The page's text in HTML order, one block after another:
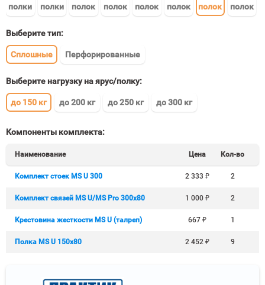
полки
полки
полок
полок
полок
полок
полок
полок
Выберите тип:
Сплошные Перфорированные
Выберите нагрузку на ярус/полку:
до 150 кг до 200 кг до 250 кг до 300 кг
Компоненты комплекта:
Наименование Цена Кол-во
Комплект стоек MS U 300 2 333 ₽ 2
Комплект связей MS U/MS Pro 300x80 1 000 ₽ 2
Крестовина жесткости MS U (талреп) 667 ₽ 1
Полка MS U 150х80 2 452 ₽ 9